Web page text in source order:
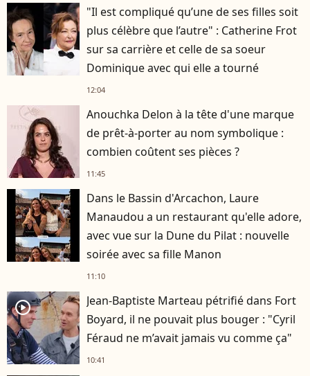
"Il est compliqué qu’une de ses filles soit
plus célèbre que l’autre" : Catherine Frot
sur sa carrière et celle de sa soeur
Dominique avec qui elle a tourné
12:04
Anouchka Delon à la tête d'une marque
de prêt-à-porter au nom symbolique :
combien coûtent ses pièces ?
11:45
Dans le Bassin d'Arcachon, Laure
Manaudou a un restaurant qu'elle adore,
avec vue sur la Dune du Pilat : nouvelle
soirée avec sa fille Manon
11:10
player2
Jean-Baptiste Marteau pétrifié dans Fort
Boyard, il ne pouvait plus bouger : "Cyril
Féraud ne m’avait jamais vu comme ça"
10:41